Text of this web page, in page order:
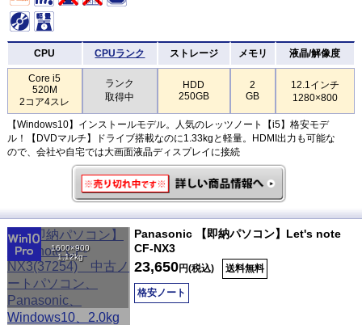
CPU CPUランク ストレージ メモリ 液晶/解像度
Core i5
520M
2コア4スレ
ランク
取得中
HDD
250GB
2
GB
12.1インチ
1280×800
【Windows10】インストールモデル。人気のレッツノート【i5】格安モデ
ル！【DVDマルチ】ドライブ搭載なのに1.33kgと軽量。HDMI出力も可能な
ので、会社や自宅では大画面液晶ディスプレイに接続
1600×900
1.12kg
Panasonic 【即納パソコン】Let's note
CF-NX3
23,650円(税込) 送料無料
格安ノート